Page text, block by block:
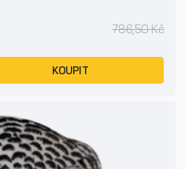
786,50 Kč
KOUPIT